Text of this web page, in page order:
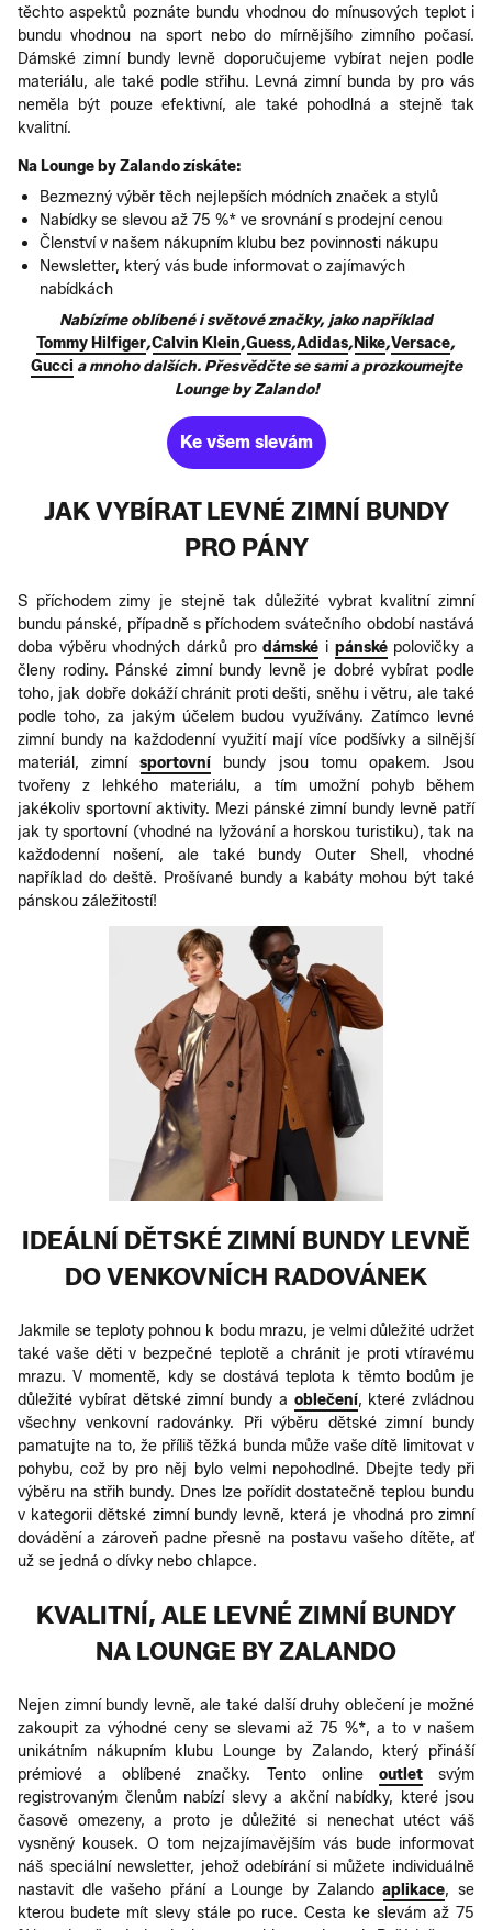
těchto aspektů poznáte bundu vhodnou do mínusových teplot i
bundu vhodnou na sport nebo do mírnějšího zimního počasí.
Dámské zimní bundy levně doporučujeme vybírat nejen podle
materiálu, ale také podle střihu. Levná zimní bunda by pro vás
neměla být pouze efektivní, ale také pohodlná a stejně tak
kvalitní.
Na Lounge by Zalando získáte:
Bezmezný výběr těch nejlepších módních značek a stylů
Nabídky se slevou až 75 %* ve srovnání s prodejní cenou
Členství v našem nákupním klubu bez povinnosti nákupu
Newsletter, který vás bude informovat o zajímavých
nabídkách
Nabízíme oblíbené i světové značky, jako například
Tommy Hilfiger,Calvin Klein,Guess,Adidas,Nike,Versace,
Gucci a mnoho dalších. Přesvědčte se sami a prozkoumejte
Lounge by Zalando!
Ke všem slevám
JAK VYBÍRAT LEVNÉ ZIMNÍ BUNDY
PRO PÁNY
S příchodem zimy je stejně tak důležité vybrat kvalitní zimní
bundu pánské, případně s příchodem svátečního období nastává
doba výběru vhodných dárků prodámské i pánsképolovičky a
členy rodiny. Pánské zimní bundy levně je dobré vybírat podle
toho, jak dobře dokáží chránit proti dešti, sněhu i větru, ale také
podle toho, za jakým účelem budou využívány. Zatímco levné
zimní bundy na každodenní využití mají více podšívky a silnější
materiál, zimnísportovní bundy jsou tomu opakem. Jsou
tvořeny z lehkého materiálu, a tím umožní pohyb během
jakékoliv sportovní aktivity. Mezi pánské zimní bundy levně patří
jak ty sportovní (vhodné na lyžování a horskou turistiku), tak na
každodenní nošení, ale také bundy Outer Shell, vhodné
například do deště. Prošívané bundy a kabáty mohou být také
pánskou záležitostí!
IDEÁLNÍ DĚTSKÉ ZIMNÍ BUNDY LEVNĚ
DO VENKOVNÍCH RADOVÁNEK
Jakmile se teploty pohnou k bodu mrazu, je velmi důležité udržet
také vaše děti v bezpečné teplotě a chránit je proti vtíravému
mrazu. V momentě, kdy se dostává teplota k těmto bodům je
důležité vybírat dětské zimní bundy a oblečení, které zvládnou
všechny venkovní radovánky. Při výběru dětské zimní bundy
pamatujte na to, že příliš těžká bunda může vaše dítě limitovat v
pohybu, což by pro něj bylo velmi nepohodlné. Dbejte tedy při
výběru na střih bundy. Dnes lze pořídit dostatečně teplou bundu
v kategorii dětské zimní bundy levně, která je vhodná pro zimní
dovádění a zároveň padne přesně na postavu vašeho dítěte, ať
už se jedná o dívky nebo chlapce.
KVALITNÍ, ALE LEVNÉ ZIMNÍ BUNDY
NA LOUNGE BY ZALANDO
Nejen zimní bundy levně, ale také další druhy oblečení je možné
zakoupit za výhodné ceny se slevami až 75 %*, a to v našem
unikátním nákupním klubu Lounge by Zalando, který přináší
prémiové a oblíbené značky. Tento online outletsvým
registrovaným členům nabízí slevy a akční nabídky, které jsou
časově omezeny, a proto je důležité si nenechat utéct váš
vysněný kousek. O tom nejzajímavějším vás bude informovat
náš speciální newsletter, jehož odebírání si můžete individuálně
nastavit dle vašeho přání a Lounge by Zalandoaplikace, se
kterou budete mít slevy stále po ruce. Cesta ke slevám až 75